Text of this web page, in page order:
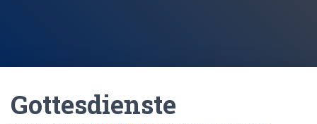
U
Gottesdienste